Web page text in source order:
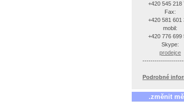
+420 545 218
Fax:
+420 581 601
mobil:
+420 776 699
Skype:
prodejce
Podrobné
.změnit